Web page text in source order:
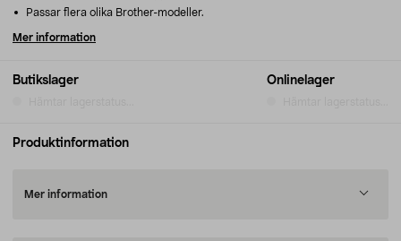
Butikslager Onlinelager
Passar flera olika Brother-modeller.
Mer information
Produktinformation
Mer information